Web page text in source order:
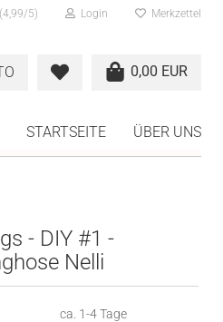
5) Login Merkzettel
0,00 EUR
STARTSEITE ÜBER UNS
- DIY #1 -
Nelli
ca. 1-4 Tage